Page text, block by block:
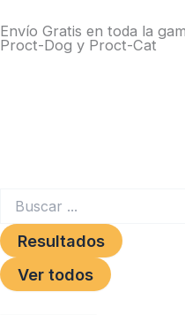
al
contenido
Envío Gratis en toda la
Proct-Dog y Proct-Cat
Resultados
Ver todos